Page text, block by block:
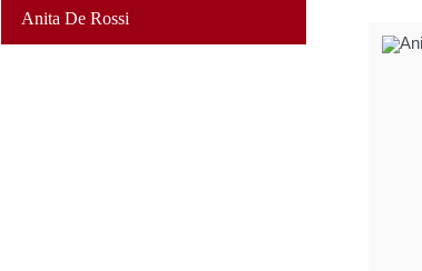
Anita De Rossi